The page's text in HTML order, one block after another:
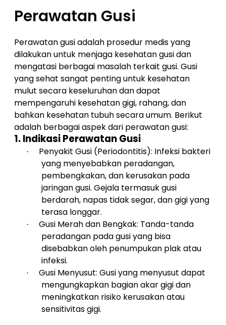
Perawatan Gusi
Perawatan gusi adalah prosedur medis yang
dilakukan untuk menjaga kesehatan gusi dan
mengatasi berbagai masalah terkait gusi. Gusi
yang sehat sangat penting untuk kesehatan
mulut secara keseluruhan dan dapat
mempengaruhi kesehatan gigi, rahang, dan
bahkan kesehatan tubuh secara umum. Berikut
adalah berbagai aspek dari perawatan gusi:
1.Indikasi Perawatan Gusi
·
Penyakit Gusi (Periodontitis): Infeksi bakteri
yang menyebabkan peradangan,
pembengkakan, dan kerusakan pada
jaringan gusi. Gejala termasuk gusi
berdarah, napas tidak segar, dan gigi yang
terasa longgar.
·
Gusi Merah dan Bengkak: Tanda-tanda
peradangan pada gusi yang bisa
disebabkan oleh penumpukan plak atau
infeksi.
·
Gusi Menyusut: Gusi yang menyusut dapat
mengungkapkan bagian akar gigi dan
meningkatkan risiko kerusakan atau
sensitivitas gigi.